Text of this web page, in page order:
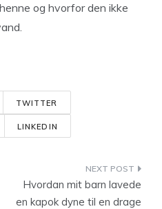
og hvorfor den ikke
TWITTER
LINKEDIN
Hvordan mit barn lavede
en kapok dyne til en drage